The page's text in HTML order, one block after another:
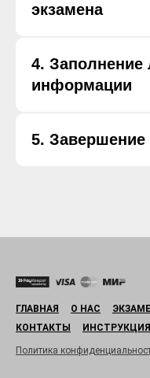
экзамена
4. Заполнение
информации
5. Завершение
ГЛАВНАЯ О НАС
КОНТАКТЫ
ИНСТРУКЦИЯ
Политика